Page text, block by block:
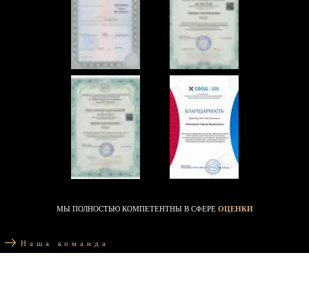
МЫ ПОЛНОСТЬЮ КОМПЕТЕНТНЫ В СФЕРЕ ОЦЕНКИ
Наша команда